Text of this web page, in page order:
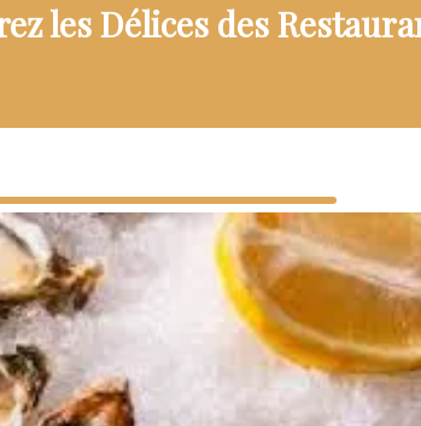
les Délices des